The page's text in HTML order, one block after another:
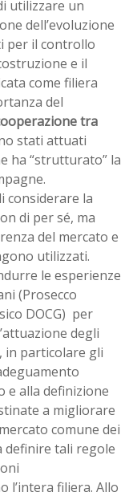
utilizzare un
dell’evoluzione
per il controllo
e il
come filiera
del
tra
stati attuati
ha “strutturato” la
considerare la
di per sé, ma
del mercato e
utilizzati.
le esperienze
(Prosecco
DOCG) per
degli
in particolare gli
e alla definizione
a migliorare
comune dei
definire tali regole
l’intera filiera. Allo